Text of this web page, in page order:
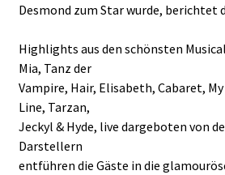
Desmond zum Star wurde, berichtet
Highlights aus den schönsten
Mia, Tanz der
Vampire, Hair, Elisabeth, Cabaret, My
Line, Tarzan,
Jeckyl & Hyde, live dargeboten von
Darstellern
entführen die Gäste in die